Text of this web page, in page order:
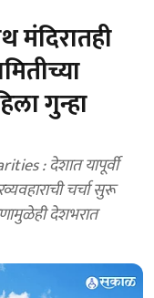
मंदिरातही
गुन्हा
: देशात यापूर्वी
चर्चा सुरू
देशभरात